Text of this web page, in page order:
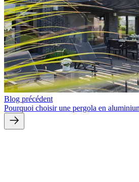
Blog précédent
Pourquoi choisir une pergola en